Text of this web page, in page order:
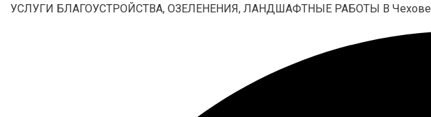
УСЛУГИ БЛАГОУСТРОЙСТВА, ОЗЕЛЕНЕНИЯ, ЛАНДШАФТНЫЕ РАБОТЫ В Чехове